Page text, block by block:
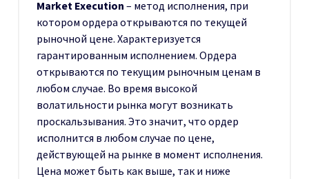
Market Execution – метод исполнения, при
котором ордера открываются по текущей
рыночной цене. Характеризуется
гарантированным исполнением. Ордера
открываются по текущим рыночным ценам в
любом случае. Во время высокой
волатильности рынка могут возникать
проскальзывания. Это значит, что ордер
исполнится в любом случае по цене,
действующей на рынке в момент исполнения.
Цена может быть как выше, так и ниже